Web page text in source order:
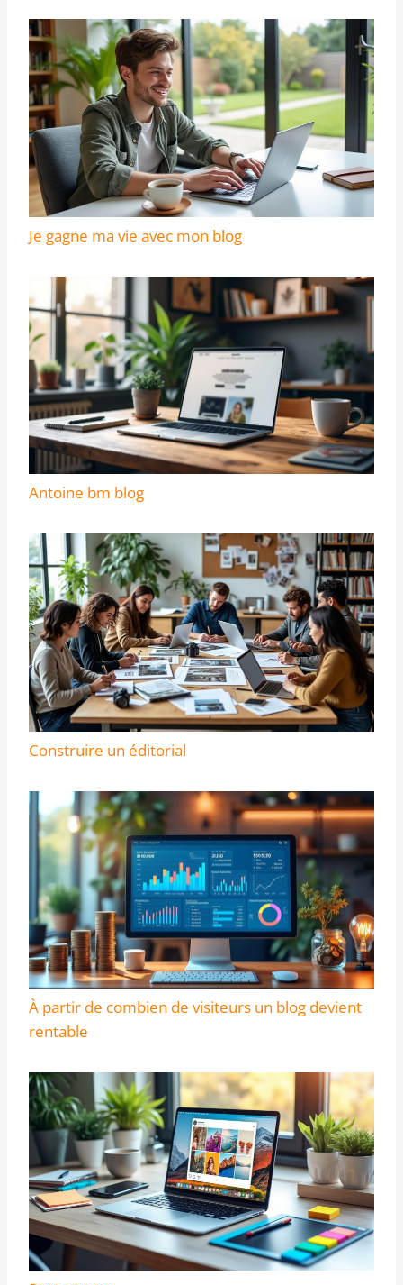
Je gagne ma vie avec mon blog
Antoine bm blog
Construire un éditorial
À partir de combien de visiteurs un blog devient
rentable